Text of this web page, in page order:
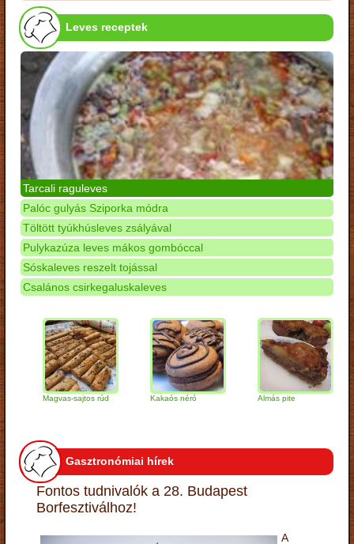
Leves receptek
Tarcali raguleves
Palóc gulyás Sziporka módra
Töltött tyúkhúsleves zsályával
Pulykazúza leves mákos gombóccal
Sóskaleves reszelt tojással
Csalános csirkegaluskaleves
Magvas-sajtos rúd Kakaós néró Almás pite
Gasztronómiai hírek
Fontos tudnivalók a 28. Budapest
Borfesztiválhoz!
A